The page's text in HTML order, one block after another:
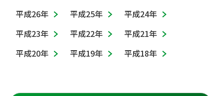
平成26年
平成25年
平成24年
平成23年
平成22年
平成21年
平成20年
平成19年 平成18年